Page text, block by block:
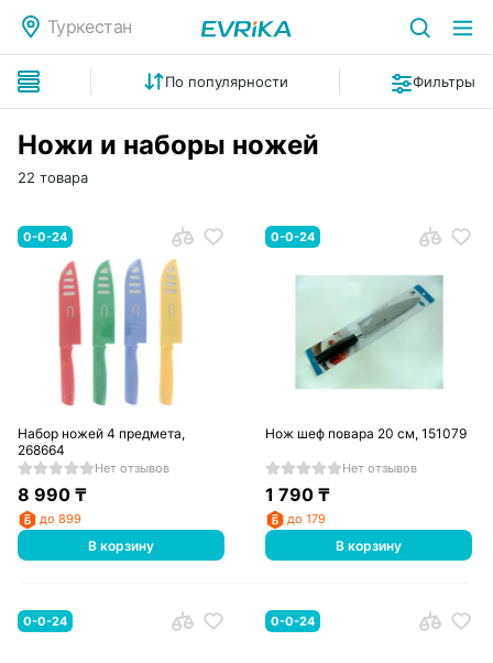
Туркестан
По популярности Фильтры
Ножи и наборы ножей
22 товара
0-0-24
Набор ножей 4 предмета,
268664
Нет отзывов
8 990₸
до 899
В корзину
0-0-24
Нож шеф повара 20 см, 151079
Нет отзывов
1 790 ₸
до 179
В корзину
0-0-24 0-0-24